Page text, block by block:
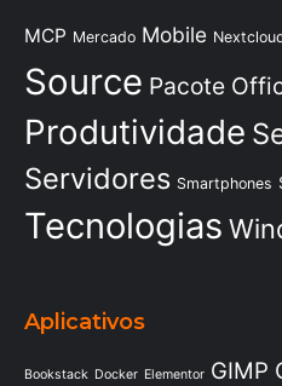
MCP Mercado Mobile
Source Pacote
Produtividade
Servidores Smartphones
Tecnologias
Aplicativos
Bookstack Docker Elementor GIMP